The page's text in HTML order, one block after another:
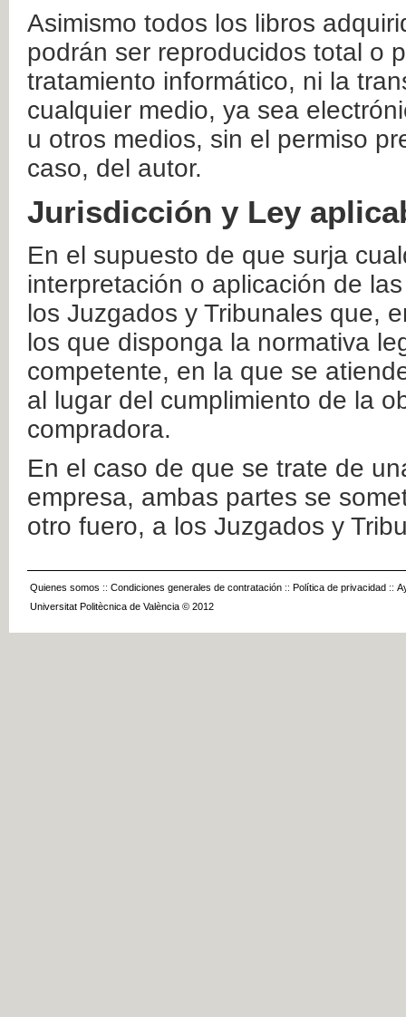
Asimismo todos los libros
podrán ser reproducidos total o
tratamiento informático, ni la
cualquier medio, ya sea
u otros medios, sin el permiso
caso, del autor.
Jurisdicción y Ley
En el supuesto de que surja
interpretación o aplicación de
los Juzgados y Tribunales que,
los que disponga la normativa
competente, en la que se
al lugar del cumplimiento de la
compradora.
En el caso de que se trate de
empresa, ambas partes se
otro fuero, a los Juzgados y
Quienes somos :: Condiciones generales de contratación :: Política de privacidad ::
Universitat Politècnica de València © 2012